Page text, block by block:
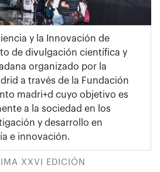
y la Innovación de
de divulgación científica y
organizado por la
a través de la Fundación
madri+d cuyo objetivo es
a la sociedad en los
y desarrollo en
e innovación.
XXVI EDICIÓN